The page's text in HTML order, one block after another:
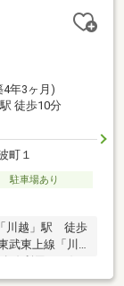
4年3ヶ月)
徒歩10分
町１
駐車場あり
川越」駅 徒歩
武東上線「川
・本下水■リフ